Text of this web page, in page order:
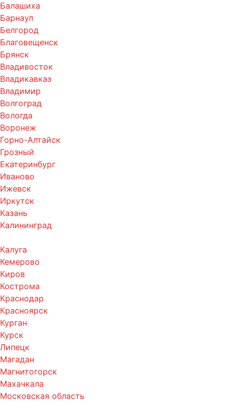
Балашиха
Барнаул
Белгород
Благовещенск
Брянск
Владивосток
Владикавказ
Владимир
Волгоград
Вологда
Воронеж
Горно-Алтайск
Грозный
Екатеринбург
Иваново
Ижевск
Иркутск
Казань
Калининград
Калуга
Кемерово
Киров
Кострома
Краснодар
Красноярск
Курган
Курск
Липецк
Магадан
Магнитогорск
Махачкала
Московская область